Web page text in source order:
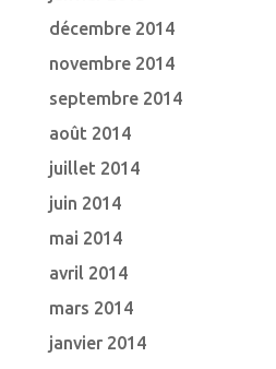
décembre 2014
novembre 2014
septembre 2014
août 2014
juillet 2014
juin 2014
mai 2014
avril 2014
mars 2014
janvier 2014